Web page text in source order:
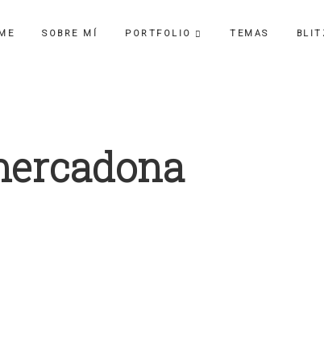
SOBRE MÍ PORTFOLIO TEMAS